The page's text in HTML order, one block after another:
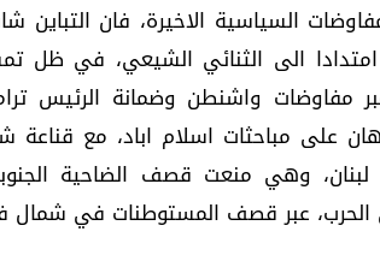
السياسية الاخيرة، فان
امتدادا الى الثنائي الشيعي، في ظل
مفاوضات واشنطن وضمانة الرئيس
على مباحثات اسلام اباد، مع
وهي منعت قصف الضاحية
الحرب، عبر قصف المستوطنات في شمال